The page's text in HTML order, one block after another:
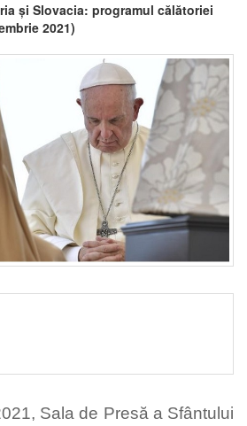
și Slovacia: programul călătoriei
2021)
Sala de Presă a Sfântului